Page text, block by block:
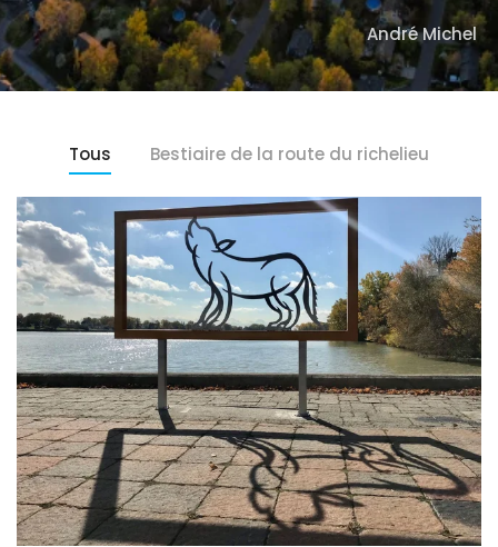
André Michel
Tous Bestiaire de la route du richelieu